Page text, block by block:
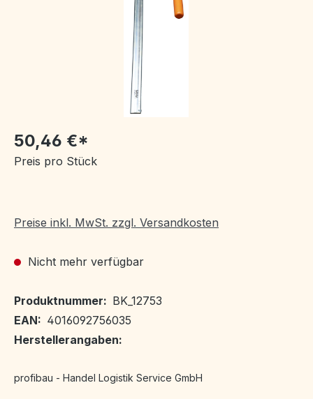
50,46 €*
Preis pro Stück
Preise inkl. MwSt. zzgl. Versandkosten
Nicht mehr verfügbar
Produktnummer: BK_12753
EAN: 4016092756035
Herstellerangaben:
profibau - Handel Logistik Service GmbH